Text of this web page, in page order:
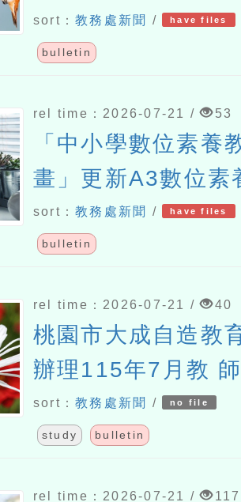
sort：教務處新聞 / have files
bulletin
rel time：2026-07-21 / 53
「中小學數位素養
畫」更新A3數位素
（1150615版）
sort：教務處新聞 / have files
bulletin
rel time：2026-07-21 / 40
桃園市大成自造教
辦理115年7月教
sort：教務處新聞 / no file
study bulletin
rel time：2026-07-21 / 117